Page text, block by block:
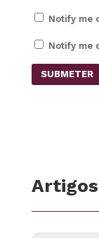
Notify me
Notify me
SUBMETER